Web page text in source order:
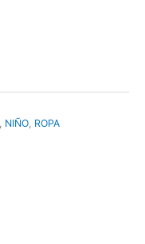
NIÑO ROPA